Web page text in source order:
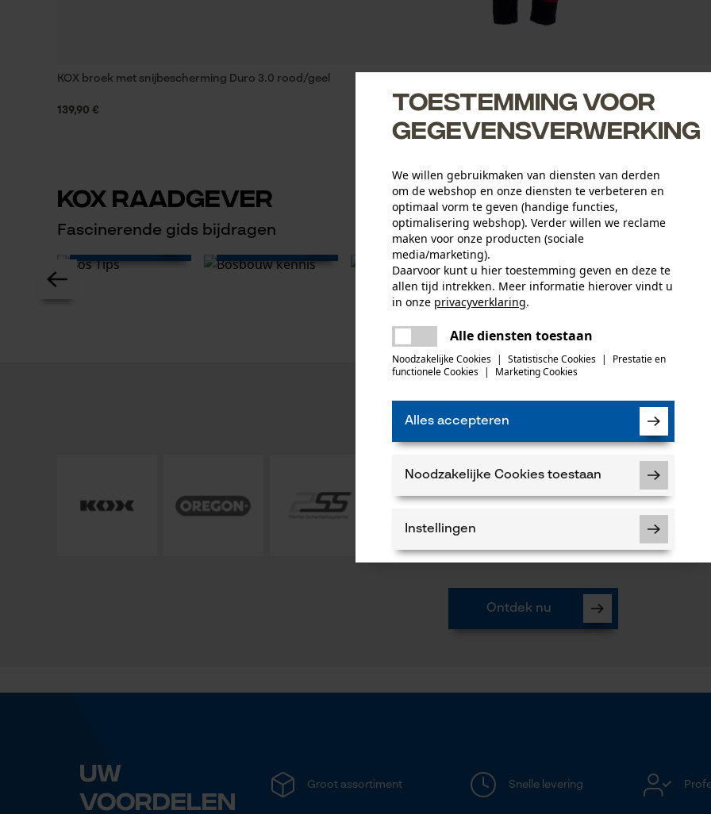
KOX broek met snijbescherming Duro 3.0 rood/geel
139,90 €
KOX Raadgever
Fascinerende gids bijdragen
Bosbouw
Ervaring bos Duurzaamheid
Topmerken Bosbouw
Ontdek nu
Uw
voordelen
Groot assortiment Snelle levering
Toestemming voor
gegevensverwerking
We willen gebruikmaken van diensten van derden
om de webshop en onze diensten te verbeteren en
optimaal vorm te geven (handige functies,
optimalisering webshop). Verder willen we reclame
maken voor onze producten (sociale
media/marketing).
Daarvoor kunt u hier toestemming geven en deze te
allen tijd intrekken. Meer informatie hierover vindt u
in onze privacyverklaring.
Alle diensten toestaan
Noodzakelijke Cookies | Statistische Cookies |
Prestatie en
functionele Cookies | Marketing Cookies
Alles accepteren
Noodzakelijke Cookies toestaan
Instellingen
Noodzakelijke Cookies
opnieuw te proberen.
mail